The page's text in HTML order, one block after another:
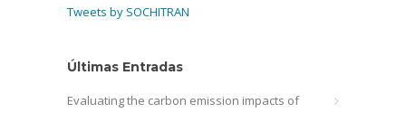
Tweets by SOCHITRAN
Últimas Entradas
Evaluating the carbon emission impacts of